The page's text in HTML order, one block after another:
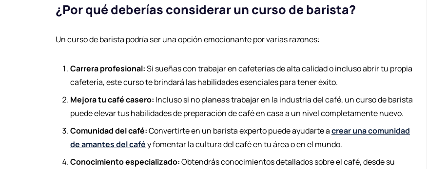
¿Por qué deberías considerar un curso de barista?
Un curso de barista podría ser una opción emocionante por varias razones:
Carrera profesional:Si sueñas con trabajar en cafeterías de alta calidad o incluso abrir tu propia
cafetería, este curso te brindará las habilidades esenciales para tener éxito.
Mejora tu café casero: Incluso si no planeas trabajar en la industria del café, un curso de barista
puede elevar tus habilidades de preparación de café en casa a un nivel completamente nuevo.
Comunidad del café:Convertirte en un barista experto puede ayudarte acrear una comunidad
de amantes del caféy fomentar la cultura del café en tu área o en el mundo.
Conocimiento especializado:Obtendrás conocimientos detallados sobre el café, desde su